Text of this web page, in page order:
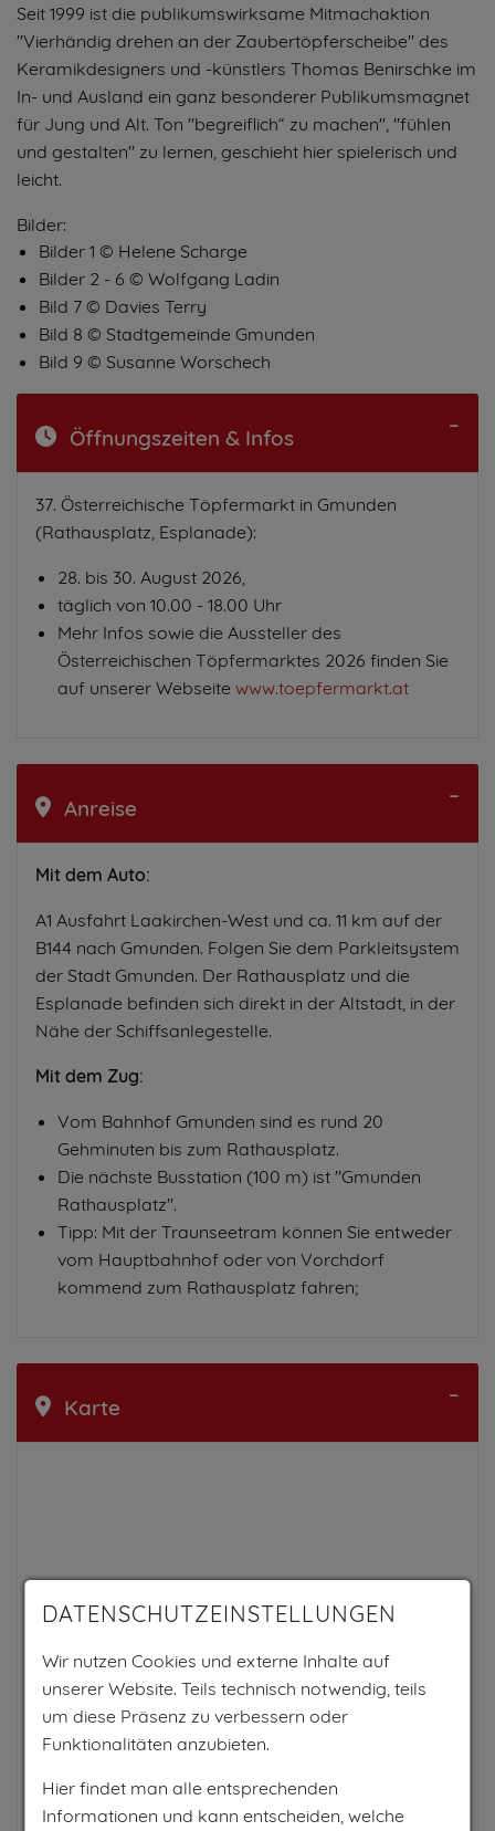
Seit 1999 ist die publikumswirksame Mitmachaktion
"Vierhändig drehen an der Zaubertöpferscheibe" des
Keramikdesigners und -künstlers Thomas Benirschke im
In- und Ausland ein ganz besonderer Publikumsmagnet
für Jung und Alt. Ton "begreiflich“ zu machen", "fühlen
und gestalten" zu lernen, geschieht hier spielerisch und
leicht.
Bilder:
Bilder 1 © Helene Scharge
Bilder 2 - 6 © Wolfgang Ladin
Bild 7 © Davies Terry
Bild 8 © Stadtgemeinde Gmunden
Bild 9 © Susanne Worschech
Öffnungszeiten & Infos
37. Österreichische Töpfermarkt in Gmunden
(Rathausplatz, Esplanade):
28. bis 30. August 2026,
täglich von 10.00 - 18.00 Uhr
Mehr Infos sowie die Aussteller des
Österreichischen Töpfermarktes 2026 finden Sie
auf unserer Webseite www.toepfermarkt.at
Anreise
Mit dem Auto:
A1 Ausfahrt Laakirchen-West und ca. 11 km auf der
B144 nach Gmunden. Folgen Sie dem Parkleitsystem
der Stadt Gmunden. Der Rathausplatz und die
Esplanade befinden sich direkt in der Altstadt, in der
Nähe der Schiffsanlegestelle.
Mit dem Zug:
Vom Bahnhof Gmunden sind es rund 20
Gehminuten bis zum Rathausplatz.
Die nächste Busstation (100 m) ist "Gmunden
Rathausplatz".
Tipp: Mit der Traunseetram können Sie entweder
vom Hauptbahnhof oder von Vorchdorf
kommend zum Rathausplatz fahren;
Karte
DATENSCHUTZEINSTELLUNGEN
Wir nutzen Cookies und externe Inhalte auf
unserer Website. Teils technisch notwendig, teils
um diese Präsenz zu verbessern oder
Funktionalitäten anzubieten.
Hier findet man alle entsprechenden
Informationen und kann entscheiden, welche